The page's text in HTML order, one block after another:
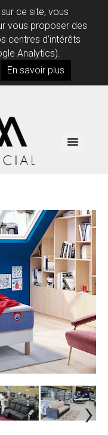
ce site, vous
vous proposer des
centres d’intérêts
Analytics).
En savoir plus
›